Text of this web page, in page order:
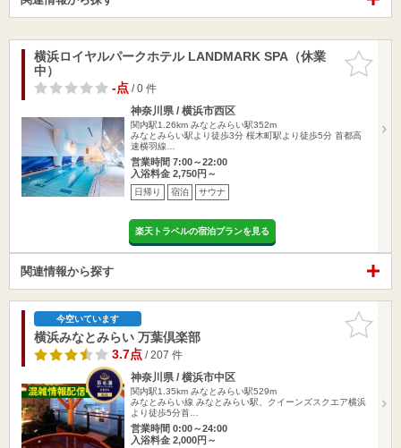
お気に入
りに追加
横浜ロイヤルパークホテル LANDMARK SPA（休業
中）
-点/ 0 件
神奈川県 / 横浜市西区
関内駅1.26km みなとみらい駅352m
みなとみらい駅より徒歩3分 桜木町駅より徒歩5分 首都高
速横羽線…
営業時間 7:00～22:00
入浴料金 2,750円～
日帰り 宿泊 サウナ
楽天トラベルの宿泊プランを見る
関連情報から探す
お気に入
りに追加
今空いています
横浜みなとみらい 万葉倶楽部
3.7点/ 207 件
神奈川県 / 横浜市中区
関内駅1.35km みなとみらい駅529m
みなとみらい線 みなとみらい駅、クイーンズスクエア横浜
より徒歩5分首…
営業時間 0:00～24:00
入浴料金 2,000円～